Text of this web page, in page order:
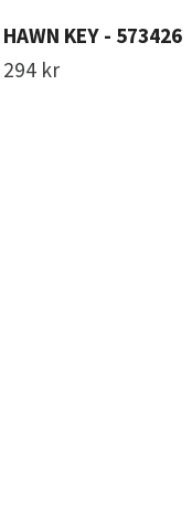
HAWN KEY - 573426
294 kr